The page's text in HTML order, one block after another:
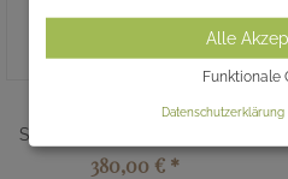
ALCEDA
Schlichte Edelstahl Grabvase
380,00 € *
Alle
Funktionale
Datenschutzerklärung